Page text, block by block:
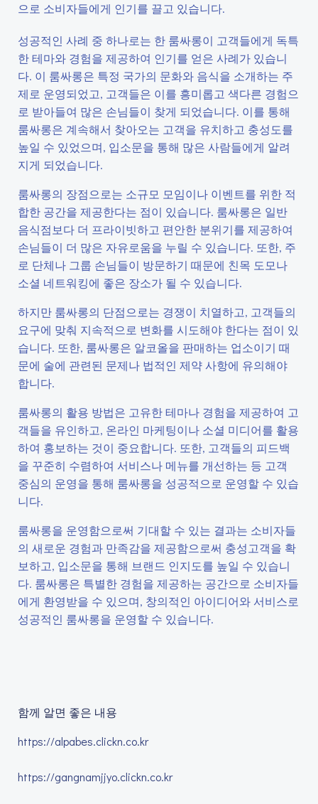
으로 소비자들에게 인기를 끌고 있습니다.
성공적인 사례 중 하나로는 한 룸싸롱이 고객들에게 독특
한 테마와 경험을 제공하여 인기를 얻은 사례가 있습니
다. 이 룸싸롱은 특정 국가의 문화와 음식을 소개하는 주
제로 운영되었고, 고객들은 이를 흥미롭고 색다른 경험으
로 받아들여 많은 손님들이 찾게 되었습니다. 이를 통해
룸싸롱은 계속해서 찾아오는 고객을 유치하고 충성도를
높일 수 있었으며, 입소문을 통해 많은 사람들에게 알려
지게 되었습니다.
룸싸롱의 장점으로는 소규모 모임이나 이벤트를 위한 적
합한 공간을 제공한다는 점이 있습니다. 룸싸롱은 일반
음식점보다 더 프라이빗하고 편안한 분위기를 제공하여
손님들이 더 많은 자유로움을 누릴 수 있습니다. 또한, 주
로 단체나 그룹 손님들이 방문하기 때문에 친목 도모나
소셜 네트워킹에 좋은 장소가 될 수 있습니다.
하지만 룸싸롱의 단점으로는 경쟁이 치열하고, 고객들의
요구에 맞춰 지속적으로 변화를 시도해야 한다는 점이 있
습니다. 또한, 룸싸롱은 알코올을 판매하는 업소이기 때
문에 술에 관련된 문제나 법적인 제약 사항에 유의해야
합니다.
룸싸롱의 활용 방법은 고유한 테마나 경험을 제공하여 고
객들을 유인하고, 온라인 마케팅이나 소셜 미디어를 활용
하여 홍보하는 것이 중요합니다. 또한, 고객들의 피드백
을 꾸준히 수렴하여 서비스나 메뉴를 개선하는 등 고객
중심의 운영을 통해 룸싸롱을 성공적으로 운영할 수 있습
니다.
룸싸롱을 운영함으로써 기대할 수 있는 결과는 소비자들
의 새로운 경험과 만족감을 제공함으로써 충성고객을 확
보하고, 입소문을 통해 브랜드 인지도를 높일 수 있습니
다. 룸싸롱은 특별한 경험을 제공하는 공간으로 소비자들
에게 환영받을 수 있으며, 창의적인 아이디어와 서비스로
성공적인 룸싸롱을 운영할 수 있습니다.
함께 알면 좋은 내용
https://alpabes.clickn.co.kr
https://gangnamjjyo.clickn.co.kr